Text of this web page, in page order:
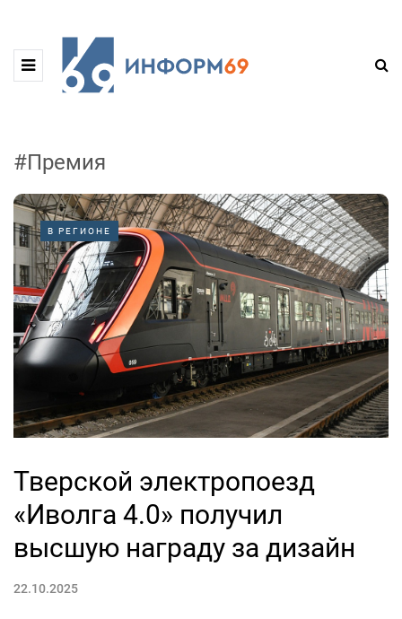
#Премия
В РЕГИОНЕ
Тверской электропоезд
«Иволга 4.0» получил
высшую награду за дизайн
22.10.2025